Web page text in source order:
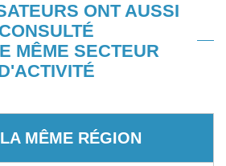
ONT AUSSI
CONSULTÉ
MÊME SECTEUR
MÊME RÉGION